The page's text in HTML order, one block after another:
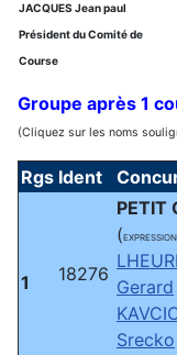
JACQUES Jean paul
Président du Comité de
Course
Groupe après 1
(Cliquez sur les noms
Rgs Ident
1 18276
PETIT
(EXPRESSION
Gerard
Srecko